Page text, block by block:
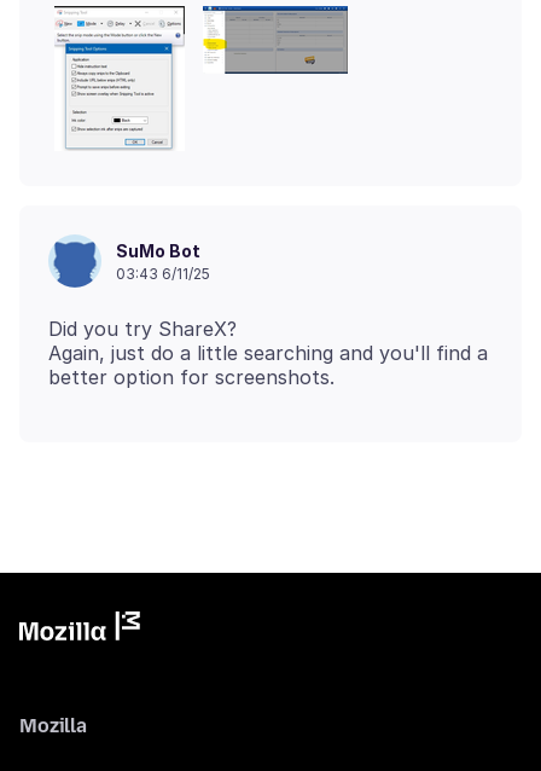
SuMo Bot
03:43 6/11/25
Did you try ShareX?
Again, just do a little searching and you'll find a
Mozilla